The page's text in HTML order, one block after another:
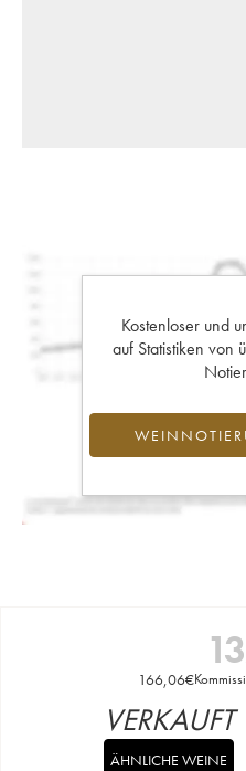
Kostenloser und
auf Statistiken
166,06€
VERKAUFT
ÄHNLICHE WEINE